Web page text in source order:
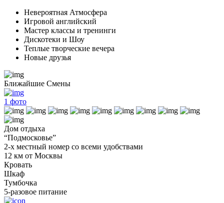
Невероятная Атмосфера
Игровой английский
Мастер классы и тренинги
Дискотеки и Шоу
Теплые творческие вечера
Новые друзья
Ближайшие Смены
1 фото
Дом отдыха
“Подмосковье”
2-х местный номер со всеми удобствами
12 км от Москвы
Кровать
Шкаф
Тумбочка
5-разовое питание